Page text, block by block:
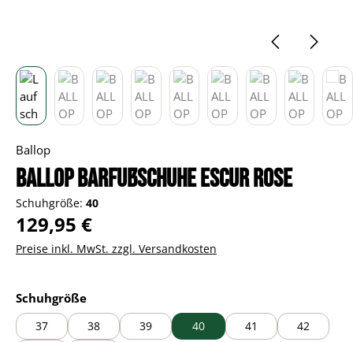
Ballop
BALLOP Barfußschuhe Escur rose
Schuhgröße: 40
Regulärer Preis:
129,95 €
Preise inkl. MwSt. zzgl. Versandkosten
Schuhgrößeauswählen
37 38 39 40 41
42